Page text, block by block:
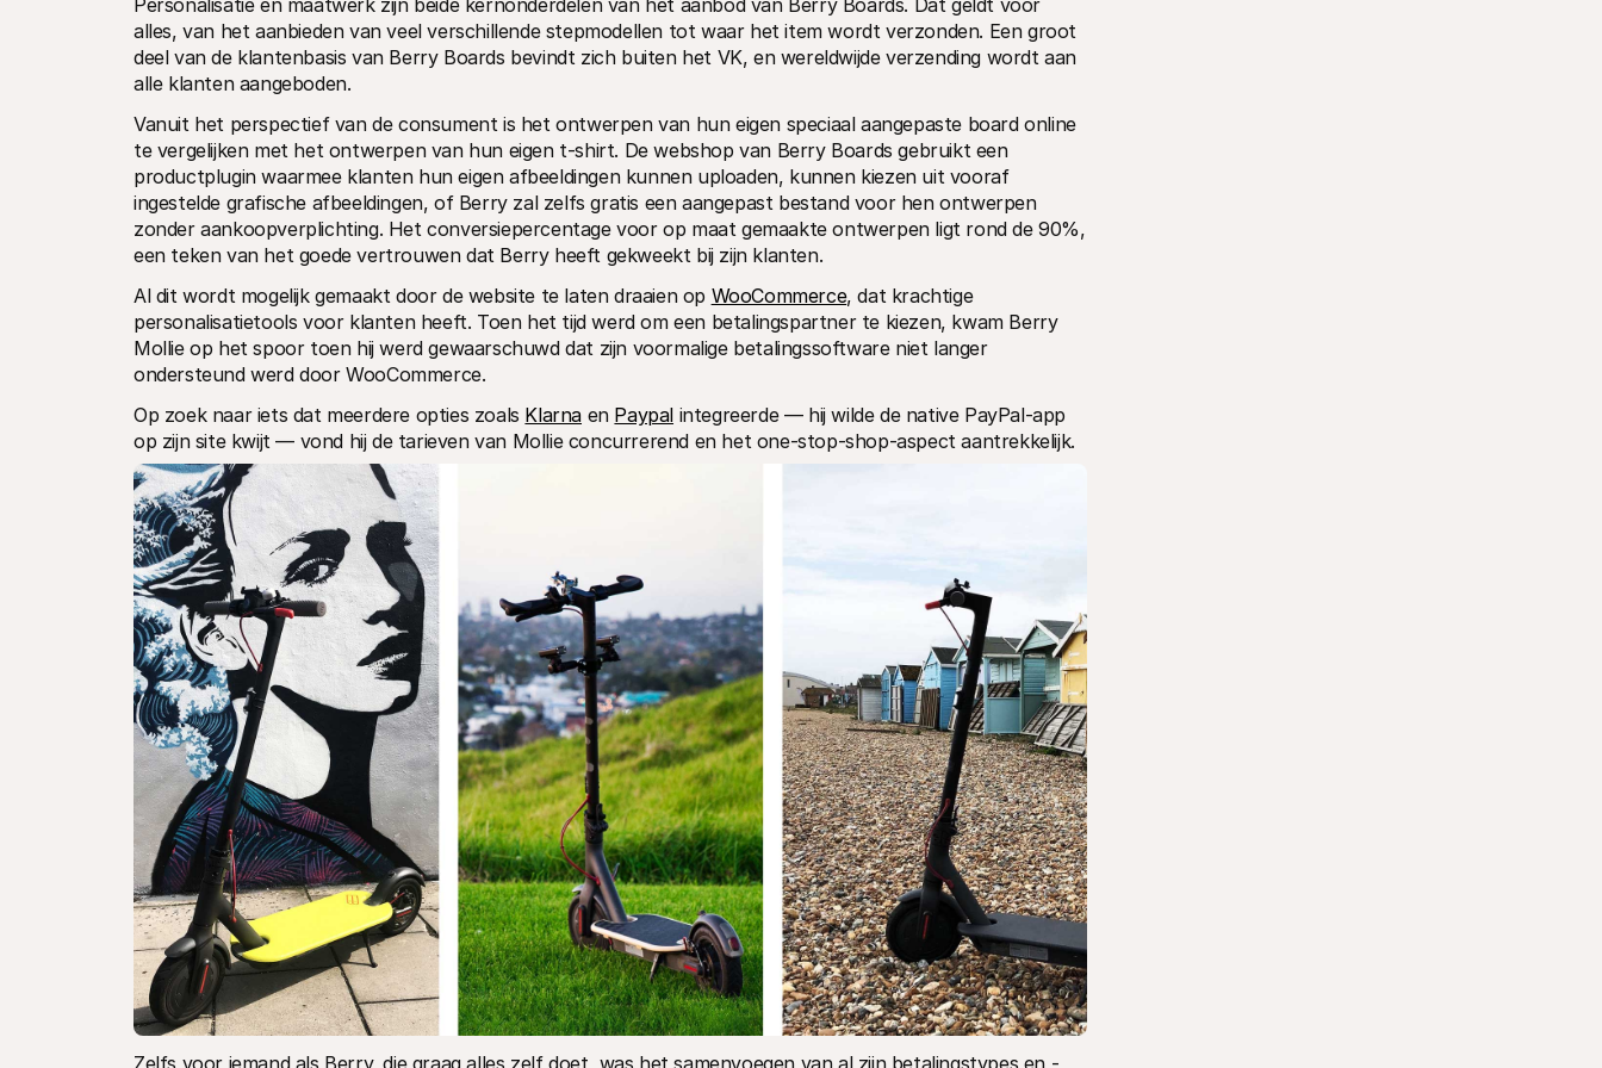
Personalisatie en maatwerk zijn beide kernonderdelen van het aanbod van Berry Boards. Dat geldt voor
alles, van het aanbieden van veel verschillende stepmodellen tot waar het item wordt verzonden. Een groot
deel van de klantenbasis van Berry Boards bevindt zich buiten het VK, en wereldwijde verzending wordt aan
alle klanten aangeboden.
Vanuit het perspectief van de consument is het ontwerpen van hun eigen speciaal aangepaste board online
te vergelijken met het ontwerpen van hun eigen t-shirt. De webshop van Berry Boards gebruikt een
productplugin waarmee klanten hun eigen afbeeldingen kunnen uploaden, kunnen kiezen uit vooraf
ingestelde grafische afbeeldingen, of Berry zal zelfs gratis een aangepast bestand voor hen ontwerpen
zonder aankoopverplichting. Het conversiepercentage voor op maat gemaakte ontwerpen ligt rond de 90%,
een teken van het goede vertrouwen dat Berry heeft gekweekt bij zijn klanten.
Al dit wordt mogelijk gemaakt door de website te laten draaien op WooCommerce, dat krachtige
personalisatietools voor klanten heeft. Toen het tijd werd om een betalingspartner te kiezen, kwam Berry
Mollie op het spoor toen hij werd gewaarschuwd dat zijn voormalige betalingssoftware niet langer
ondersteund werd door WooCommerce.
Op zoek naar iets dat meerdere opties zoals Klarna en Paypal integreerde — hij wilde de native PayPal-app
op zijn site kwijt — vond hij de tarieven van Mollie concurrerend en het one-stop-shop-aspect aantrekkelijk.
Zelfs voor iemand als Berry, die graag alles zelf doet, was het samenvoegen van al zijn betalingstypes en -